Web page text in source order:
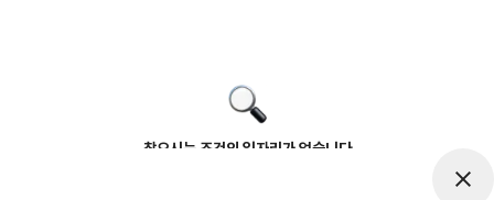
찾으시는 조건의 일자리가 없습니다